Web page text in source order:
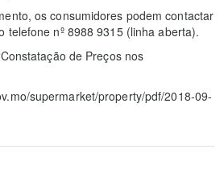
os consumidores podem contactar
telefone nº 8988 9315 (linha aberta).
de Preços nos
supermarket/property/pdf/2018-09-